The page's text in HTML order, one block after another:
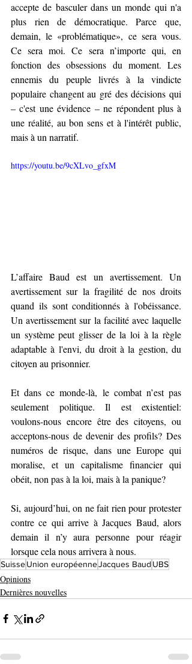
accepte de basculer dans un monde qui n'a
plus rien de démocratique. Parce que,
demain, le «problématique», ce sera vous.
Ce sera moi. Ce sera n’importe qui, en
fonction des obsessions du moment. Les
ennemis du peuple livrés à la vindicte
populaire changent au gré des décisions qui
– c'est une évidence – ne répondent plus à
une réalité, au bon sens et à l'intérêt public,
mais à un narratif.
https://youtu.be/9cXLvo_gfxM
L’affaire Baud est un avertissement. Un
avertissement sur la fragilité de nos droits
quand ils sont conditionnés à l'obéissance.
Un avertissement sur la facilité avec laquelle
un système peut glisser de la loi à la règle
adaptable à l'envi, du droit à la gestion, du
citoyen au prisonnier.
Et dans ce monde-là, le combat n’est pas
seulement politique. Il est existentiel:
voulons-nous encore être des citoyens, ou
acceptons-nous de devenir des profils? Des
numéros de risque, dans une Europe qui
moralise, et un capitalisme financier qui
obéit, non pas à la loi, mais à la panique?
Si, aujourd’hui, on ne fait rien pour protester
contre ce qui arrive à Jacques Baud, alors
demain il n’y aura personne pour réagir
lorsque cela nous arrivera à nous.
SuisseUnion européenneJacques Baud UBS
Opinions
Dernières nouvelles